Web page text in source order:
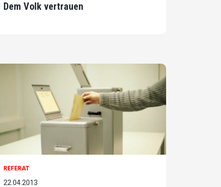
Dem Volk vertrauen
REFERAT
22.04.2013